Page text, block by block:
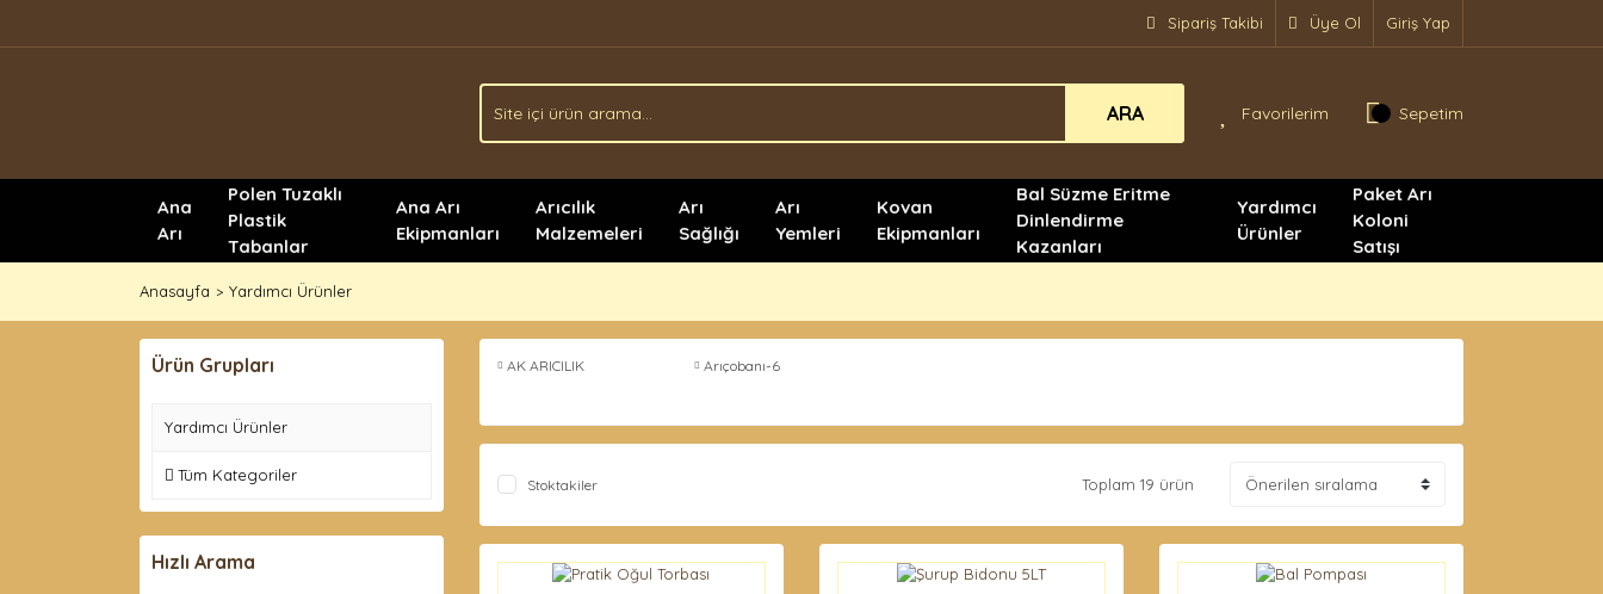
Sipariş Takibi Üye Ol Giriş Yap
ARA Favorilerim Sepetim
Ana
Arı
Polen Tuzaklı
Plastik
Tabanlar
Ana Arı
Ekipmanları
Arıcılık
Malzemeleri
Arı
Sağlığı
Arı
Yemleri
Kovan
Ekipmanları
Bal Süzme Eritme
Dinlendirme
Kazanları
Yardımcı
Ürünler
Paket Arı
Koloni
Satışı
Anasayfa Yardımcı Ürünler
Ürün Grupları
Yardımcı Ürünler
Tüm Kategoriler
Hızlı Arama
AK ARICILIK Arıçobanı-6
Stoktakiler Toplam 19 ürün